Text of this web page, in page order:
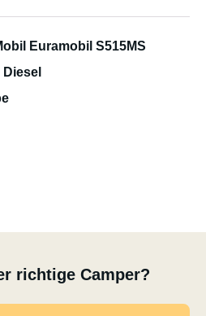
Euramobil S515MS
Diesel
richtige Camper?